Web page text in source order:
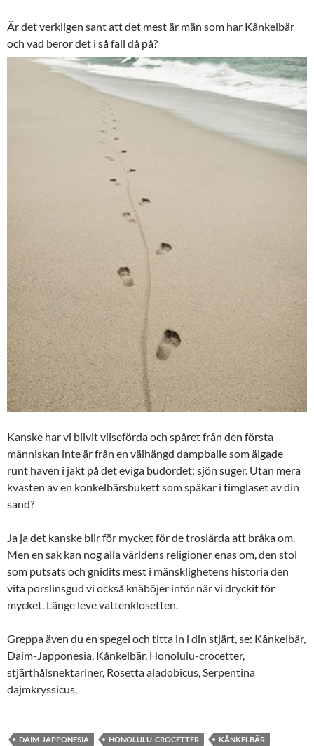
Är det verkligen sant att det mest är män som har Kånkelbär
och vad beror det i så fall då på?
Kanske har vi blivit vilseförda och spåret från den första
människan inte är från en välhängd dampballe som älgade
runt haven i jakt på det eviga budordet: sjön suger. Utan mera
kvasten av en konkelbärsbukett som späkar i timglaset av din
sand?
Ja ja det kanske blir för mycket för de troslärda att bråka om.
Men en sak kan nog alla världens religioner enas om, den stol
som putsats och gnidits mest i mänsklighetens historia den
vita porslinsgud vi också knäböjer inför när vi dryckit för
mycket. Länge leve vattenklosetten.
Greppa även du en spegel och titta in i din stjärt, se: Kånkelbär,
Daim-Japponesia, Kånkelbär, Honolulu-crocetter,
stjärthålsnektariner, Rosetta aladobicus, Serpentina
dajmkryssicus,
DAIM-JAPPONESIA HONOLULU-CROCETTER KÅNKELBÄR